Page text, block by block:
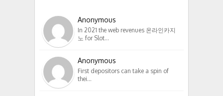
Anonymous
In 2021 the web revenues 온라인카지
노 for Slot…
Anonymous
First depositors can take a spin of
thei…